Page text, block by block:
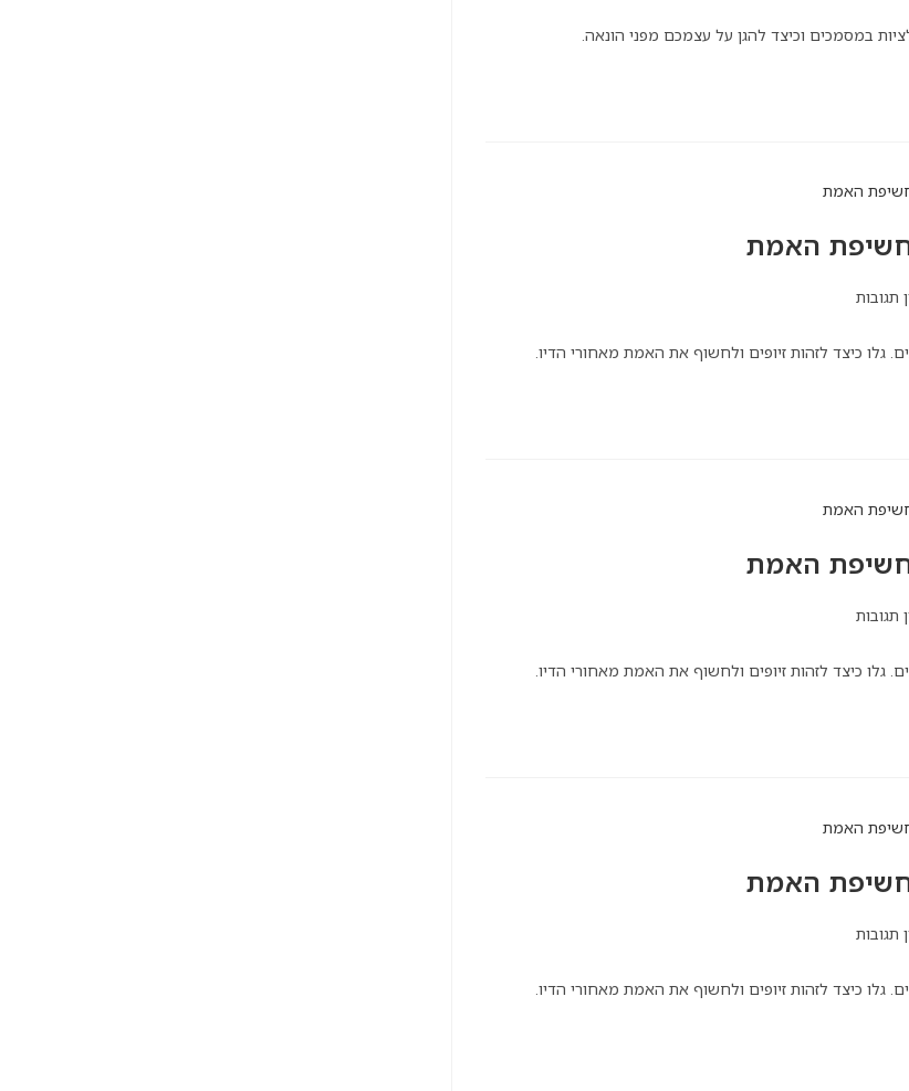
במסמכים וכיצד להגן על עצמכם מפני הונאה.
האמת
תגובות
כיצד לזהות זיופים ולחשוף את האמת מאחורי הדיו.
האמת
תגובות
כיצד לזהות זיופים ולחשוף את האמת מאחורי הדיו.
האמת
תגובות
כיצד לזהות זיופים ולחשוף את האמת מאחורי הדיו.